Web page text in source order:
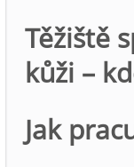
Těžiště
kůži –
Jak